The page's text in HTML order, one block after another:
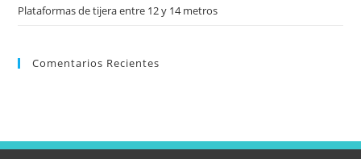
Plataformas de tijera entre 12 y 14 metros
Comentarios Recientes